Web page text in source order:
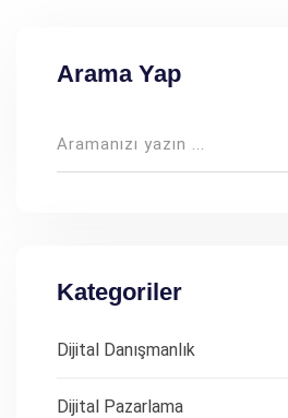
Arama Yap
Kategoriler
Dijital Danışmanlık
Dijital Pazarlama